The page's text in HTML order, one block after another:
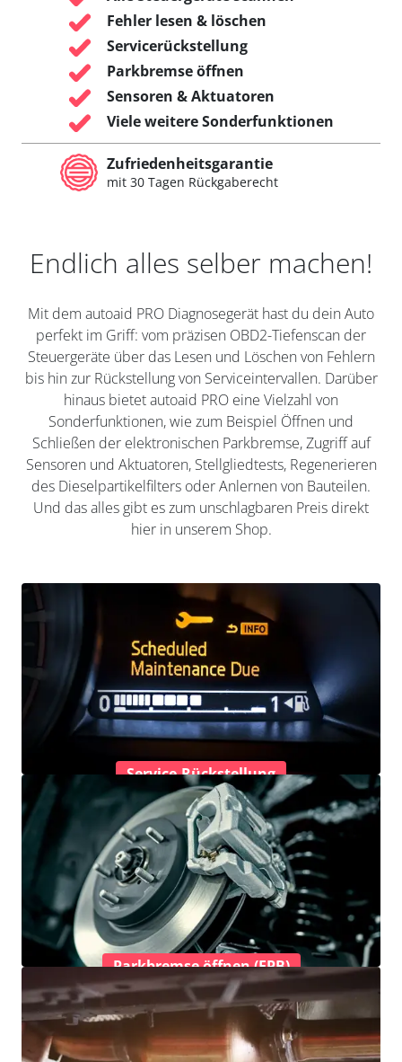
Fehler lesen & löschen
Servicerückstellung
Parkbremse öffnen
Sensoren & Aktuatoren
Viele weitere Sonderfunktionen
Zufriedenheitsgarantie
mit 30 Tagen Rückgaberecht
Endlich alles selber machen!
Mit dem autoaid PRO Diagnosegerät hast du dein Auto
perfekt im Griff: vom präzisen OBD2-Tiefenscan der
Steuergeräte über das Lesen und Löschen von Fehlern
bis hin zur Rückstellung von Serviceintervallen. Darüber
hinaus bietet autoaid PRO eine Vielzahl von
Sonderfunktionen, wie zum Beispiel Öffnen und
Schließen der elektronischen Parkbremse, Zugriff auf
Sensoren und Aktuatoren, Stellgliedtests, Regenerieren
des Dieselpartikelfilters oder Anlernen von Bauteilen.
Und das alles gibt es zum unschlagbaren Preis direkt
hier in unserem Shop.
Service-Rückstellung
Parkbremse öffnen (EPB)